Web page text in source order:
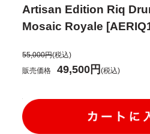
Artisan Edition Riq
Mosaic Royale
55,000円(税込)
販売価格
49,500円(税込)